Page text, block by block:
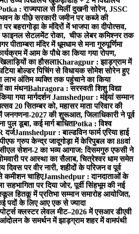
: राज्यपाल से मिलीं दुखनी सोरेन, JSSC
के पीछे सरकारी जमीन पर कब्जे की
बहरागोड़ा के मंदिरों में भाजपा का दीपोत्सव,
व फाइनल सेटलमेंट रोका, चीफ लेबर कमिश्नर तक
पीताम्बरा मंदिर में धूमधाम से मना गुरुपूर्णिमा
में आम के पौधे का किया गया रोपण,
का हौसलाKharagpur : झाड़ग्राम में
बोल्डर पिचिंग से विधायक सोमेश सोरेन हुए
अंतिम व्यक्ति तक पहुंचाने का किया
का मंथनBahragora : सरस्वती शिशु विद्या
गया मार्गदर्शनJamshedpur : मंईयां सम्मान
20 सितम्बर को, महासर माता परिवार की
2027 की शुरूआत, जिलाधिकारी ने पूर्व
पुल डूबा, कई मार्ग बाधितPotka : विश्व
दर्जJamshedpur : बाल्डविन फार्म एरिया हाई
ग्रुप केन्द्र जादूगोड़ा में केरिपुबल का 88वां
सेशन-2 का भव्य आगाज: दिसमगुरु एफसी ने
पर आस्था का सैलाब, चित्रेश्वर धाम समेत
पर वीर नारी, शहीदों के परिजन व पूर्व
कमीशन चाहिएJamshedpur : दानदाताओं के
पर दिया जोर, पूर्वी सिंहभूम की नई
हितकू में प्रतिभा सम्मान समारोह आयोजित,
पदों के लिए आए एक से ज्यादा
क्लस्टर लेवल मीट–2026 में एसआर डीएवी
के समर्थन में झाड़ग्राम शहर में वामपंथी